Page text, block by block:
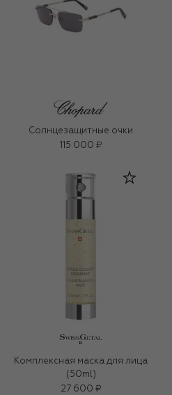
Солнцезащитные очки
115 000 ₽
Комплексная маска для лица
(50ml)
27 600 ₽